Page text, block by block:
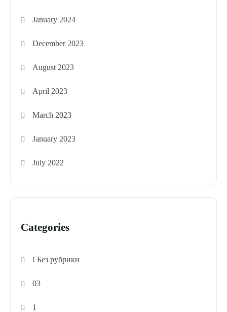
January 2024
December 2023
August 2023
April 2023
March 2023
January 2023
July 2022
Categories
! Без рубрики
03
1